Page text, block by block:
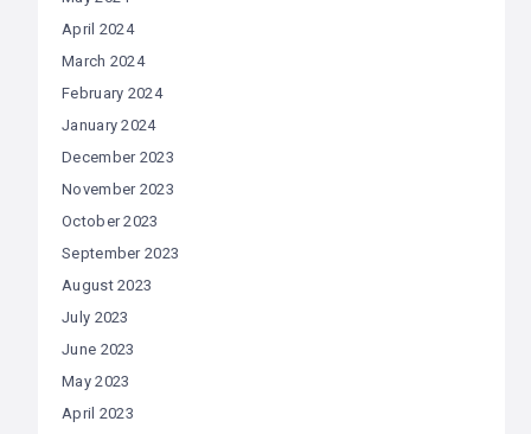
April 2024
March 2024
February 2024
January 2024
December 2023
November 2023
October 2023
September 2023
August 2023
July 2023
June 2023
May 2023
April 2023